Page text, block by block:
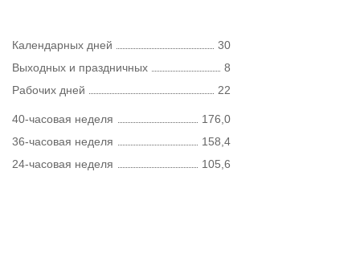
Календарных дней
30
Выходных и праздничных
8
Рабочих дней
22
40-часовая неделя
176,0
36-часовая неделя
158,4
24-часовая неделя
105,6